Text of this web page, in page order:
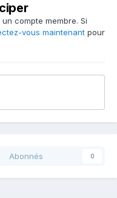
compte membre. Si
vous maintenant pour
Abonnés 0